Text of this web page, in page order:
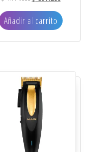
Añadir al carrito